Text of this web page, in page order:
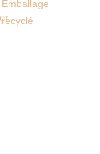
Emballage
recyclé